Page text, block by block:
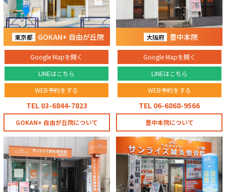
東京都 GOKAN+ 自由が丘院
Google Mapを開く
LINEはこちら
WEB予約をする
TEL 03-6844-7823
GOKAN+ 自由が丘院について
大阪府 豊中本院
Google Mapを開く
LINEはこちら
WEB予約をする
TEL 06-6868-9566
豊中本院について